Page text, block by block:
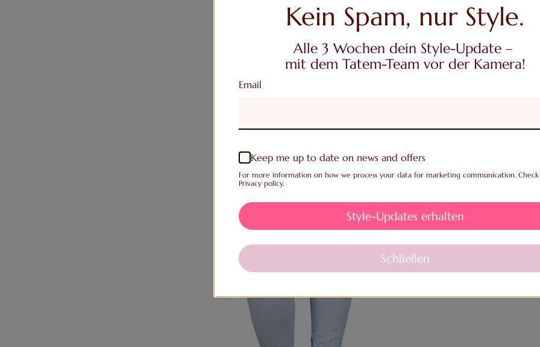
Kein Spam, nur Style.
Alle 3 Wochen dein Style-Update –
mit dem Tatem-Team vor der Kamera!
Email
Keep me up to date on news and offers
For more information on how we process your data for marketing communication.
Privacy policy.
Style-Updates erhalten
Schließen